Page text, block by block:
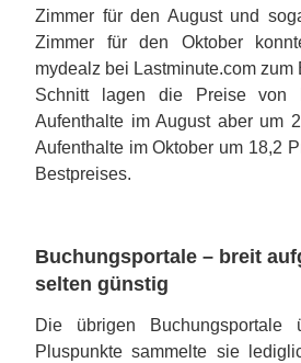
Zimmer für den August und
Zimmer für den Oktober
mydealz bei Lastminute.com zum
Schnitt lagen die Preise von
Aufenthalte im August aber um
Aufenthalte im Oktober um 18,2
Bestpreises.
Buchungsportale – breit
selten günstig
Die übrigen Buchungsportale
Pluspunkte sammelte sie